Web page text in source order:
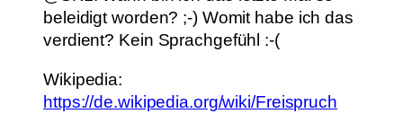
beleidigt worden? ;-) Womit habe ich das
verdient? Kein Sprachgefühl :-(
Wikipedia:
https://de.wikipedia.org/wiki/Freispruch